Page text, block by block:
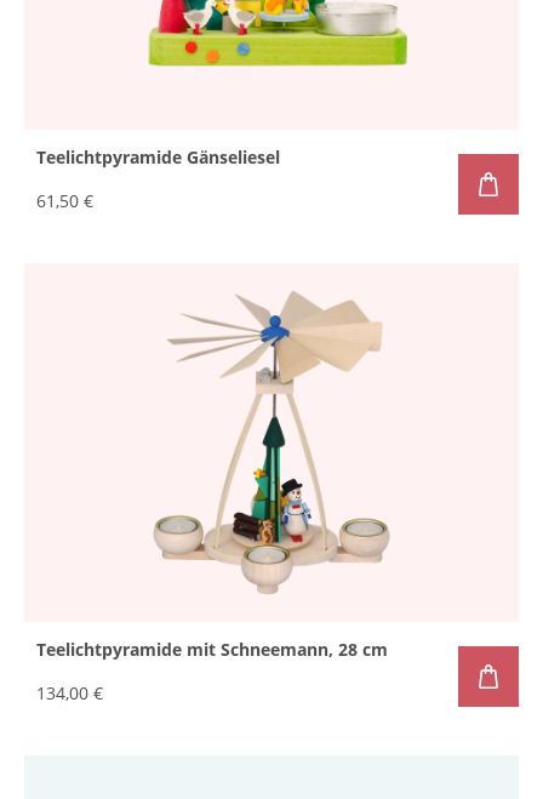
Teelichtpyramide Gänseliesel
61,50 €
Teelichtpyramide mit Schneemann, 28 cm
134,00 €